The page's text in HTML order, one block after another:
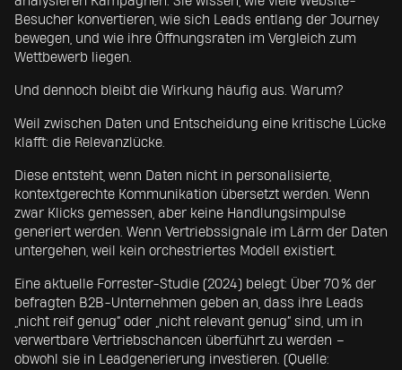
Besucher konvertieren, wie sich Leads entlang der Journey
bewegen, und wie ihre Öffnungsraten im Vergleich zum
Wettbewerb liegen.
Und dennoch bleibt die Wirkung häufig aus. Warum?
Weil zwischen Daten und Entscheidung eine kritische Lücke
klafft: die Relevanzlücke.
Diese entsteht, wenn Daten nicht in personalisierte,
kontextgerechte Kommunikation übersetzt werden. Wenn
zwar Klicks gemessen, aber keine Handlungsimpulse
generiert werden. Wenn Vertriebssignale im Lärm der Daten
untergehen, weil kein orchestriertes Modell existiert.
Eine aktuelle Forrester-Studie (2024) belegt: Über 70 % der
befragten B2B-Unternehmen geben an, dass ihre Leads
„nicht reif genug“ oder „nicht relevant genug“ sind, um in
verwertbare Vertriebschancen überführt zu werden –
obwohl sie in Leadgenerierung investieren. (Quelle: